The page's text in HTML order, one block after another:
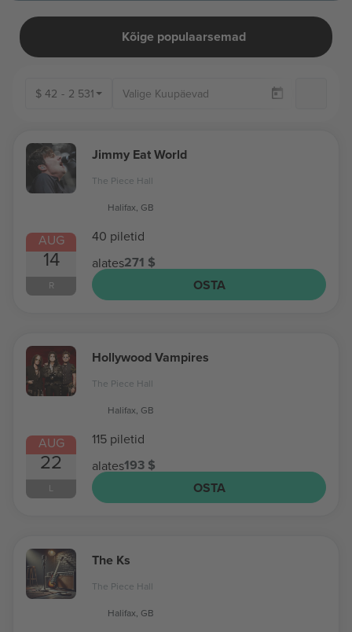
Kõige populaarsemad
$ 42 - 2 531
AUG
14
R
Jimmy Eat World
The Piece Hall
Halifax, GB
40 piletid
alates271 $
OSTA
AUG
22
L
Hollywood Vampires
The Piece Hall
Halifax, GB
115 piletid
alates193 $
OSTA
The Ks
The Piece Hall
Halifax, GB